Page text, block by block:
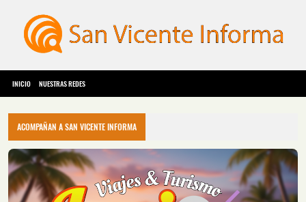
INICIO NUESTRAS REDES
ACOMPAÑAN A SAN VICENTE INFORMA